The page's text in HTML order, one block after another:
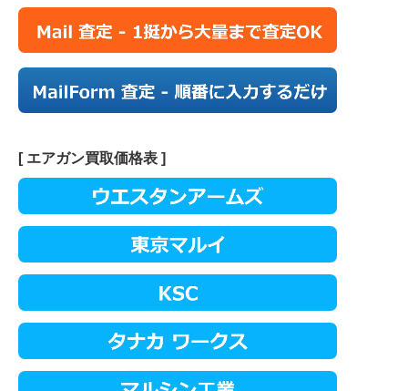
[ エアガン買取価格表 ]